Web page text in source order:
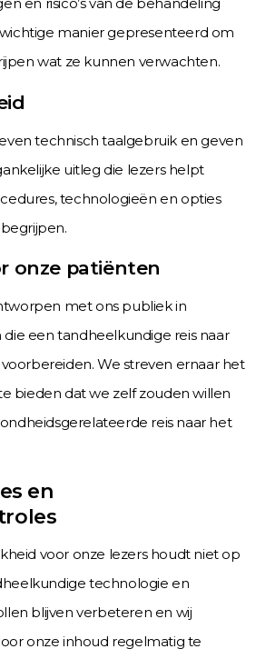
manier gepresenteerd om
wat ze kunnen verwachten.
technisch taalgebruik en geven
uitleg die lezers helpt
technologieën en opties
onze patiënten
met ons publiek in
een tandheelkundige reis naar
We streven ernaar het
bieden dat we zelf zouden willen
reis naar het
en
voor onze lezers houdt niet op
technologie en
blijven verbeteren en wij
onze inhoud regelmatig te